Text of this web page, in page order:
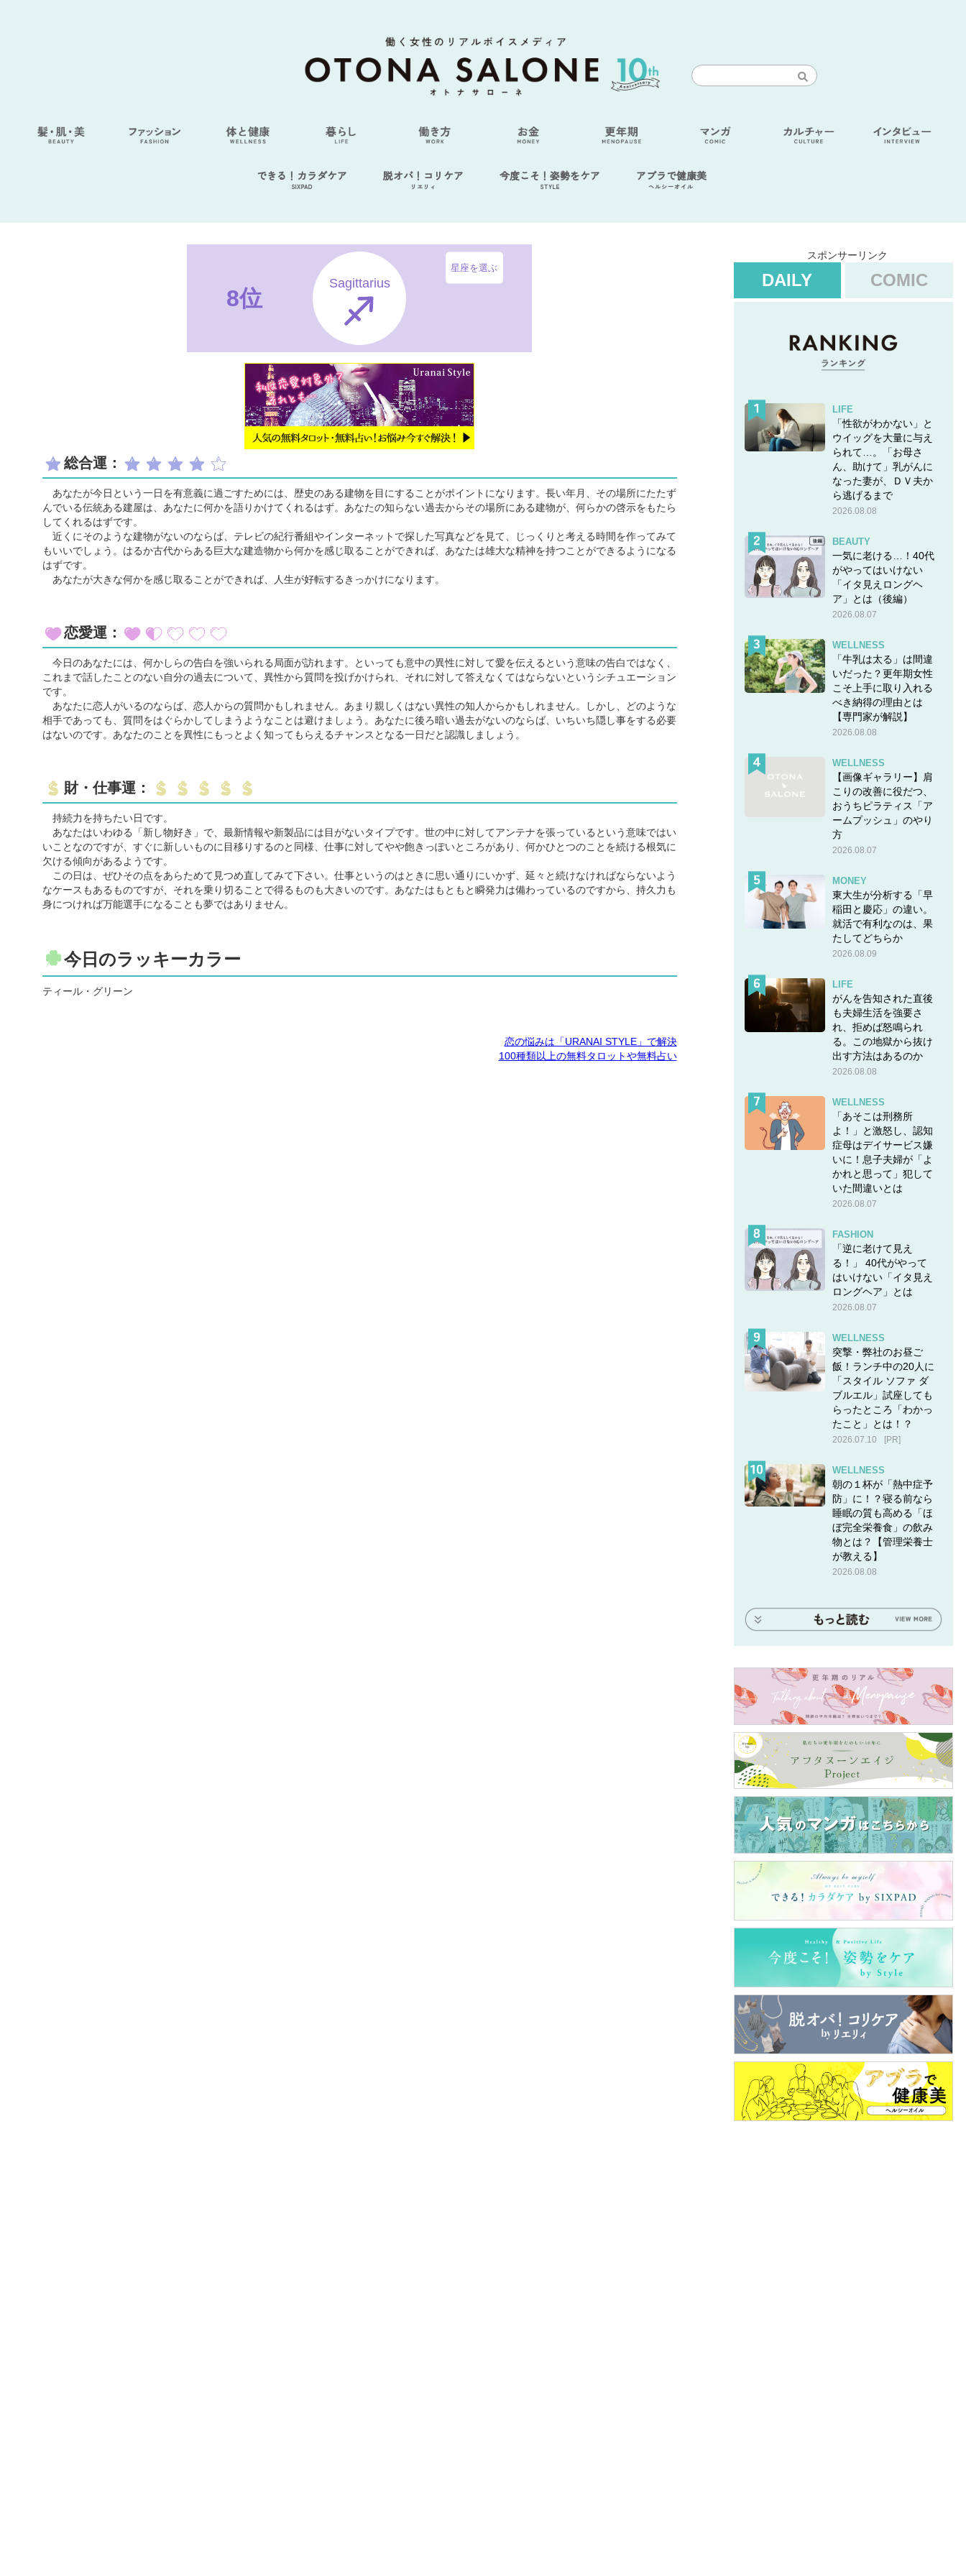
できる！カラダケア
SIXPAD
脱オバ！コリケア
リエリィ
今度こそ！姿勢をケア
STYLE
アブラで健康美
ヘルシーオイル
8位
Sagittarius
星座を選ぶ
総合運：
あなたが今日という一日を有意義に過ごすためには、歴史のある建物を目にすることがポイントになります。長い年月、その場所にたたず
んでいる伝統ある建屋は、あなたに何かを語りかけてくれるはず。あなたの知らない過去からその場所にある建物が、何らかの啓示をもたら
してくれるはずです。
近くにそのような建物がないのならば、テレビの紀行番組やインターネットで探した写真などを見て、じっくりと考える時間を作ってみて
もいいでしょう。はるか古代からある巨大な建造物から何かを感じ取ることができれば、あなたは雄大な精神を持つことができるようになる
はずです。
あなたが大きな何かを感じ取ることができれば、人生が好転するきっかけになります。
恋愛運：
今日のあなたには、何かしらの告白を強いられる局面が訪れます。といっても意中の異性に対して愛を伝えるという意味の告白ではなく、
これまで話したことのない自分の過去について、異性から質問を投げかけられ、それに対して答えなくてはならないというシチュエーション
です。
あなたに恋人がいるのならば、恋人からの質問かもしれません。あまり親しくはない異性の知人からかもしれません。しかし、どのような
相手であっても、質問をはぐらかしてしまうようなことは避けましょう。あなたに後ろ暗い過去がないのならば、いちいち隠し事をする必要
はないのです。あなたのことを異性にもっとよく知ってもらえるチャンスとなる一日だと認識しましょう。
財・仕事運：
持続力を持ちたい日です。
あなたはいわゆる「新し物好き」で、最新情報や新製品には目がないタイプです。世の中に対してアンテナを張っているという意味ではい
いことなのですが、すぐに新しいものに目移りするのと同様、仕事に対してやや飽きっぽいところがあり、何かひとつのことを続ける根気に
欠ける傾向があるようです。
この日は、ぜひその点をあらためて見つめ直してみて下さい。仕事というのはときに思い通りにいかず、延々と続けなければならないよう
なケースもあるものですが、それを乗り切ることで得るものも大きいのです。あなたはもともと瞬発力は備わっているのですから、持久力も
身につければ万能選手になることも夢ではありません。
今日のラッキーカラー
ティール・グリーン
恋の悩みは「URANAI STYLE」で解決
100種類以上の無料タロットや無料占い
スポンサーリンク
DAILY COMIC
LIFE
「性欲がわかない」と
ウイッグを大量に与え
られて…。「お母さ
ん、助けて」乳がんに
なった妻が、ＤＶ夫か
ら逃げるまで
2026.08.08
BEAUTY
一気に老ける…！40代
がやってはいけない
「イタ見えロングヘ
ア」とは（後編）
2026.08.07
WELLNESS
「牛乳は太る」は間違
いだった？更年期女性
こそ上手に取り入れる
べき納得の理由とは
【専門家が解説】
2026.08.08
WELLNESS
【画像ギャラリー】肩
こりの改善に役だつ、
おうちピラティス「ア
ームプッシュ」のやり
方
2026.08.07
MONEY
東大生が分析する「早
稲田と慶応」の違い。
就活で有利なのは、果
たしてどちらか
2026.08.09
LIFE
がんを告知された直後
も夫婦生活を強要さ
れ、拒めば怒鳴られ
る。この地獄から抜け
出す方法はあるのか
2026.08.08
WELLNESS
「あそこは刑務所
よ！」と激怒し、認知
症母はデイサービス嫌
いに！息子夫婦が「よ
かれと思って」犯して
いた間違いとは
2026.08.07
FASHION
「逆に老けて見え
る！」 40代がやって
はいけない「イタ見え
ロングヘア」とは
2026.08.07
WELLNESS
突撃・弊社のお昼ご
飯！ランチ中の20人に
「スタイル ソファ ダ
ブルエル」試座しても
らったところ「わかっ
たこと」とは！？
2026.07.10 [PR]
WELLNESS
朝の１杯が「熱中症予
防」に！？寝る前なら
睡眠の質も高める「ほ
ぼ完全栄養食」の飲み
物とは？【管理栄養士
が教える】
2026.08.08